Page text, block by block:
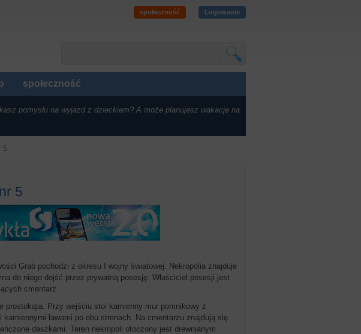
społeczność Logowanie
społeczność
pomysłu na wyjazd z dzieckiem? A może planujesz wakacje na
5
5
Grab pochodzi z okresu I wojny światowej. Nekropolia znajduje
do niego dojść przez prywatną posesję. Właściciel posesji jest
cmentarz.
prostokąta. Przy wejściu stoi kamienny mur pomnikowy z
ławami po obu stronach. Na cmentarzu znajdują się
daszkami. Teren nekropoli otoczony jest drewnianym